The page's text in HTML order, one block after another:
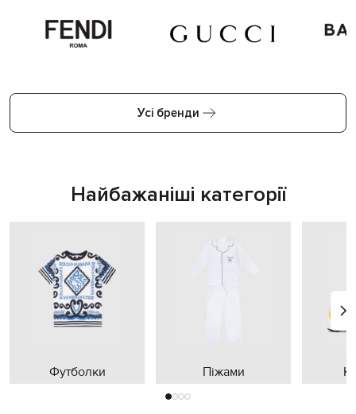
Усі бренди
Найбажаніші категорії
Футболки Піжами